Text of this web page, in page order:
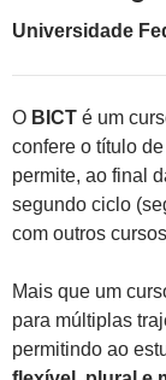
Universidade
O BICT é um
confere o título de
permite, ao final
segundo ciclo
com outros
Mais que um
para múltiplas
permitindo ao